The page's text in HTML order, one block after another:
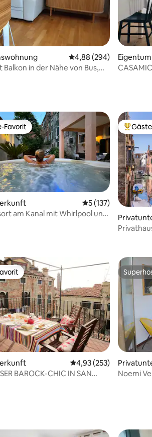
Durchschnittliche
4,88 (294)
Balkon in der Nähe von Bus,
Gäste-Favorit.
Favorit
Durchschnittliche
5 (137)
am Kanal mit Whirlpool und
Durchschnittliche
4,93 (253)
BAROCK-CHIC IN SAN
Noemi